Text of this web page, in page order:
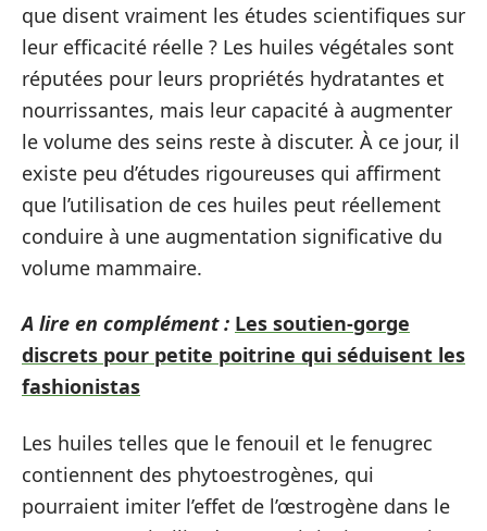
que disent vraiment les études scientifiques sur
leur efficacité réelle ? Les huiles végétales sont
réputées pour leurs propriétés hydratantes et
nourrissantes, mais leur capacité à augmenter
le volume des seins reste à discuter. À ce jour, il
existe peu d’études rigoureuses qui affirment
que l’utilisation de ces huiles peut réellement
conduire à une augmentation significative du
volume mammaire.
A lire en complément : Les soutien-gorge
discrets pour petite poitrine qui séduisent les
fashionistas
Les huiles telles que le fenouil et le fenugrec
contiennent des phytoestrogènes, qui
pourraient imiter l’effet de l’œstrogène dans le